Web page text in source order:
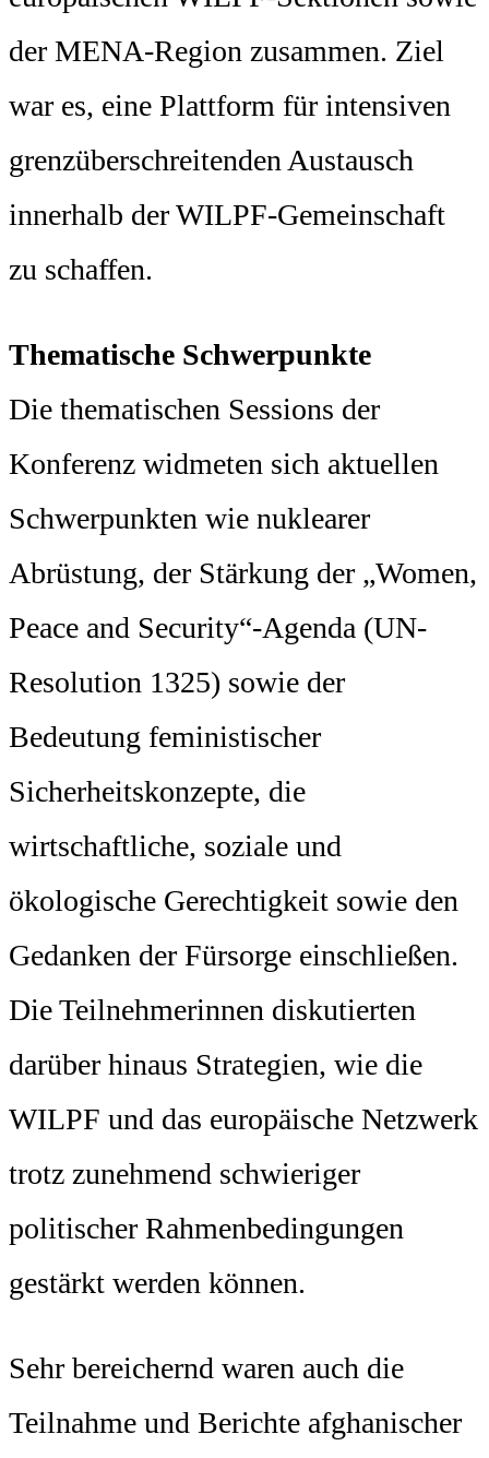
der MENA-Region zusammen. Ziel
war es, eine Plattform für intensiven
grenzüberschreitenden Austausch
innerhalb der WILPF-Gemeinschaft
zu schaffen.
Thematische Schwerpunkte
Die thematischen Sessions der
Konferenz widmeten sich aktuellen
Schwerpunkten wie nuklearer
Abrüstung, der Stärkung der „Women,
Peace and Security“-Agenda (UN-
Resolution 1325) sowie der
Bedeutung feministischer
Sicherheitskonzepte, die
wirtschaftliche, soziale und
ökologische Gerechtigkeit sowie den
Gedanken der Fürsorge einschließen.
Die Teilnehmerinnen diskutierten
darüber hinaus Strategien, wie die
WILPF und das europäische Netzwerk
trotz zunehmend schwieriger
politischer Rahmenbedingungen
gestärkt werden können.
Sehr bereichernd waren auch die
Teilnahme und Berichte afghanischer